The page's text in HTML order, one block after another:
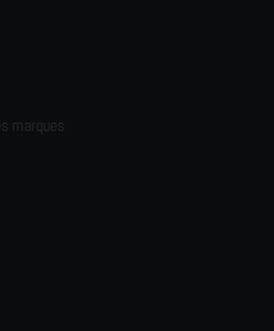
marques